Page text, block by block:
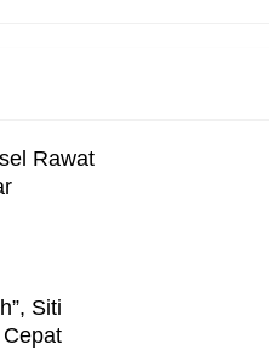
Rawat
Siti
Kopi Darat